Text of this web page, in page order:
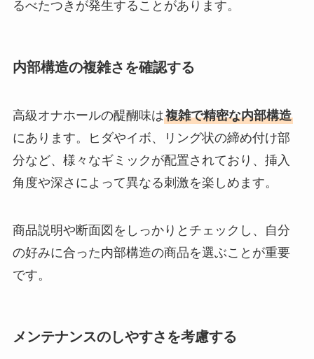
るべたつきが発生することがあります。
内部構造の複雑さを確認する
高級オナホールの醍醐味は複雑で精密な内部構造
にあります。ヒダやイボ、リング状の締め付け部
分など、様々なギミックが配置されており、挿入
角度や深さによって異なる刺激を楽しめます。
商品説明や断面図をしっかりとチェックし、自分
の好みに合った内部構造の商品を選ぶことが重要
です。
メンテナンスのしやすさを考慮する